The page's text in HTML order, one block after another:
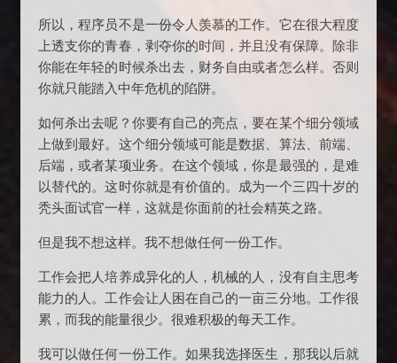
所以，程序员不是一份令人羡慕的工作。它在很大程度
上透支你的青春，剥夺你的时间，并且没有保障。除非
你能在年轻的时候杀出去，财务自由或者怎么样。否则
你就只能踏入中年危机的陷阱。
如何杀出去呢？你要有自己的亮点，要在某个细分领域
上做到最好。这个细分领域可能是数据、算法、前端、
后端，或者某项业务。在这个领域，你是最强的，是难
以替代的。这时你就是有价值的。成为一个三四十岁的
秃头面试官一样，这就是你面前的社会精英之路。
但是我不想这样。我不想做任何一份工作。
工作会把人培养成异化的人，机械的人，没有自主思考
能力的人。工作会让人困在自己的一亩三分地。工作很
累，而我的能量很少。很难积极的每天工作。
我可以做任何一份工作。如果我选择医生，那我以后就